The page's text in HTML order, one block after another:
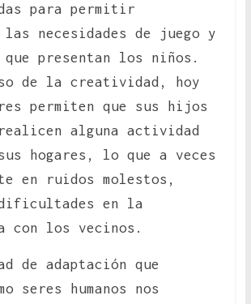
para permitir
necesidades de juego y
que presentan los niños.
de la creatividad, hoy
permiten que sus hijos
alguna actividad
hogares, lo que a veces
en ruidos molestos,
dificultades en la
con los vecinos.
de adaptación que
seres humanos nos